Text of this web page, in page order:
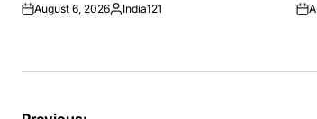
August 6, 2026Posted
India121